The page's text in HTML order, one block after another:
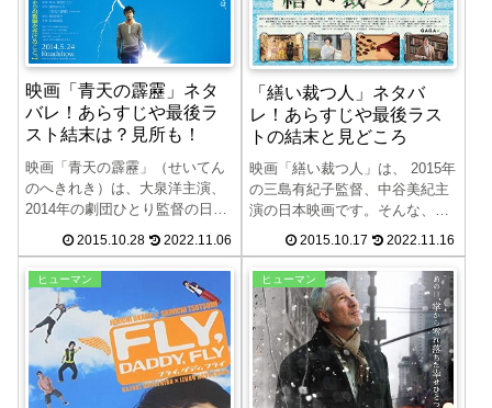
映画「青天の霹靂」ネタ
バレ！あらすじや最後ラ
スト結末は？見所も！
映画「青天の霹靂」（せいてん
のへきれき）は、大泉洋主演、
2014年の劇団ひとり監督の日本
靂」のネタバレ、あらすじや最
後ラストの結末、見所について
紹介します。タイムスリップし
た先には40年前の自分の両親
が！「青天の霹靂」をお楽しみ
ください。原作は劇団ひとりの
同名の小説で、初監督も務めて
います。
2015.10.28 2022.11.06
「繕い裁つ人」ネタバ
レ！あらすじや最後ラス
トの結末と見どころ
映画「繕い裁つ人」は、 2015年
の三島有紀子監督、中谷美紀主
演の日本映画です。そんな、映
画「繕い裁つ人」のネタバレ、
あらすじや最後ラストの結末、
見所について紹介します。こだ
わりの仕立て屋を通して着る事
と生きる事をテーマにした「繕
い裁つ人」をお楽しみくださ
い。原作は池辺葵の人気漫画で
す。ちなみに、この映画のタイ
トルは「つくろいたつひと」と
2015.10.17 2022.11.16
ヒューマン ヒューマン